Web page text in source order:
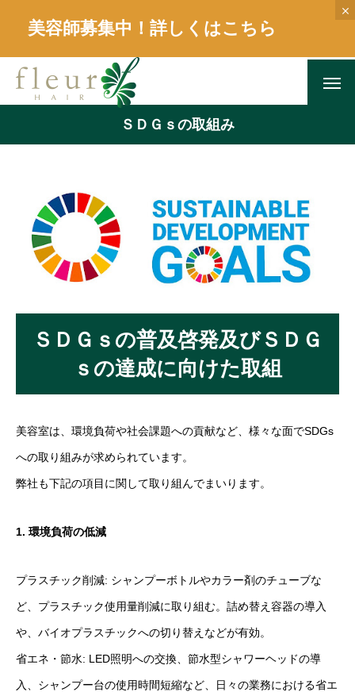
美容師募集中！詳しくはこちら
ＳＤＧｓの取組み
ＳＤＧｓの普及啓発及びＳＤＧ
ｓの達成に向けた取組
美容室は、環境負荷や社会課題への貢献など、様々な面でSDGs
への取り組みが求められています。
弊社も下記の項目に関して取り組んでまいります。
1. 環境負荷の低減
プラスチック削減: シャンプーボトルやカラー剤のチューブな
ど、プラスチック使用量削減に取り組む。詰め替え容器の導入
や、バイオプラスチックへの切り替えなどが有効。
省エネ・節水: LED照明への交換、節水型シャワーヘッドの導
入、シャンプー台の使用時間短縮など、日々の業務における省エ